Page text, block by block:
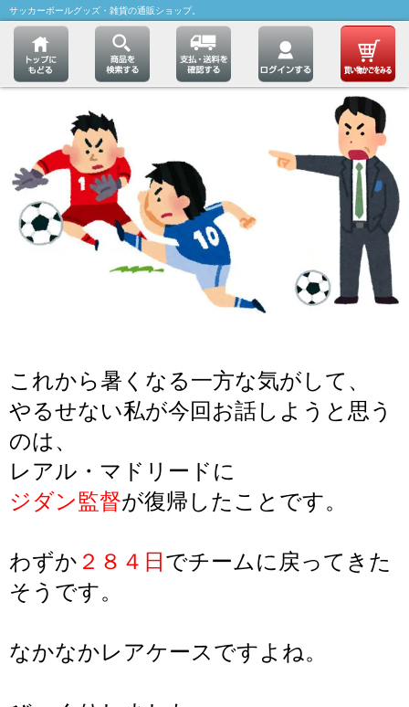
サッカーボールグッズ・雑貨の通販ショップ。
これから暑くなる一方な気がして、
やるせない私が今回お話しようと思う
のは、
レアル・マドリードに
ジダン監督が復帰したことです。
わずか ２８４日でチームに戻ってきた
そうです。
なかなかレアケースですよね。